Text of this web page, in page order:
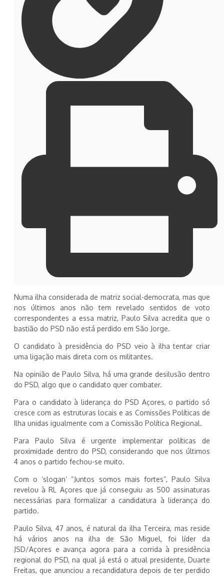
Numa ilha considerada de matriz social-democrata, mas que
nos últimos anos não tem revelado sentidos de voto
correspondentes a essa matriz, Paulo Silva acredita que o
bastião do PSD não está perdido em São Jorge.
O candidato à presidência do PSD veio à ilha tentar criar
uma ligação mais direta com os militantes.
Na opinião de Paulo Silva, há uma grande desilusão dentro
do PSD, algo que o candidato quer combater.
Para o candidato à liderança do PSD Açores, o partido só
cresce com as estruturas locais e as Comissões Políticas de
Ilha unidas igualmente com a Comissão Política Regional.
Para Paulo Silva é urgente implementar políticas de
proximidade dentro do PSD, considerando que nos últimos
4 anos o partido fechou-se muito.
Com o ‘slogan’ “Juntos somos mais fortes”, Paulo Silva
revelou à RL Açores que já conseguiu as 500 assinaturas
necessárias para formalizar a candidatura à liderança do
partido.
Paulo Silva, 47 anos, é natural da ilha Terceira, mas reside
há vários anos na ilha de São Miguel, foi líder da
JSD/Açores e avança agora para a corrida à presidência
regional do PSD, na qual já está o atual presidente, Duarte
Freitas, que anunciou a recandidatura depois de ter perdido